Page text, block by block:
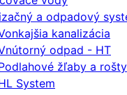
a odpadový
kanalizácia
odpad - HT
žľaby a rošty
System